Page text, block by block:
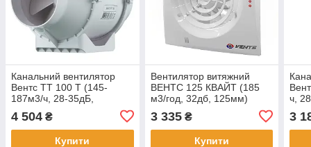
Канальний вентилятор
Вентс ТТ 100 Т (145-
187м3/ч, 28-35дБ,
4 504 ₴
Купити
Вентилятор витяжний
ВЕНТС 125 КВАЙТ (185
м3/год, 32дб, 125мм)
3 335₴
Купити
ч,
3